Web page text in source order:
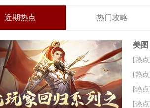
近期热点 热门攻略
美
[热
[热
[热
[热